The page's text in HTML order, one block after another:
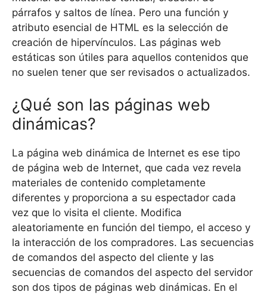
párrafos y saltos de línea. Pero una función y
atributo esencial de HTML es la selección de
creación de hipervínculos. Las páginas web
estáticas son útiles para aquellos contenidos que
no suelen tener que ser revisados ​​o actualizados.
¿Qué son las páginas web
dinámicas?
La página web dinámica de Internet es ese tipo
de página web de Internet, que cada vez revela
materiales de contenido completamente
diferentes y proporciona a su espectador cada
vez que lo visita el cliente. Modifica
aleatoriamente en función del tiempo, el acceso y
la interacción de los compradores. Las secuencias
de comandos del aspecto del cliente y las
secuencias de comandos del aspecto del servidor
son dos tipos de páginas web dinámicas. En el